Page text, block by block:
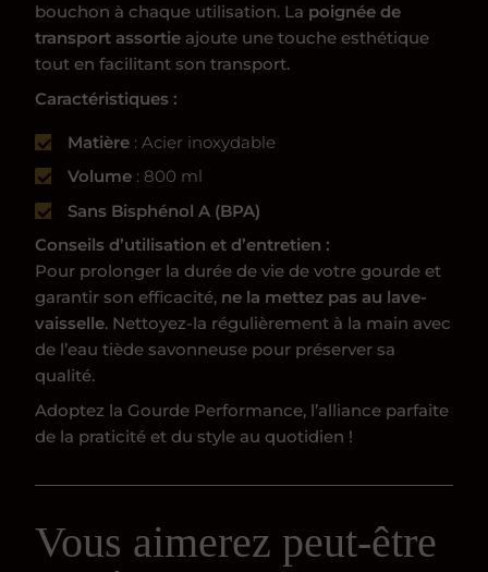
bouchon à chaque utilisation. La poignée de
transport assortie ajoute une touche esthétique
tout en facilitant son transport.
Caractéristiques :
Matière : Acier inoxydable
Volume : 800 ml
Sans Bisphénol A (BPA)
Conseils d’utilisation et d’entretien :
Pour prolonger la durée de vie de votre gourde et
garantir son efficacité, ne la mettez pas au lave-
vaisselle. Nettoyez-la régulièrement à la main avec
de l’eau tiède savonneuse pour préserver sa
qualité.
Adoptez la Gourde Performance, l’alliance parfaite
de la praticité et du style au quotidien !
Vous aimerez peut-être